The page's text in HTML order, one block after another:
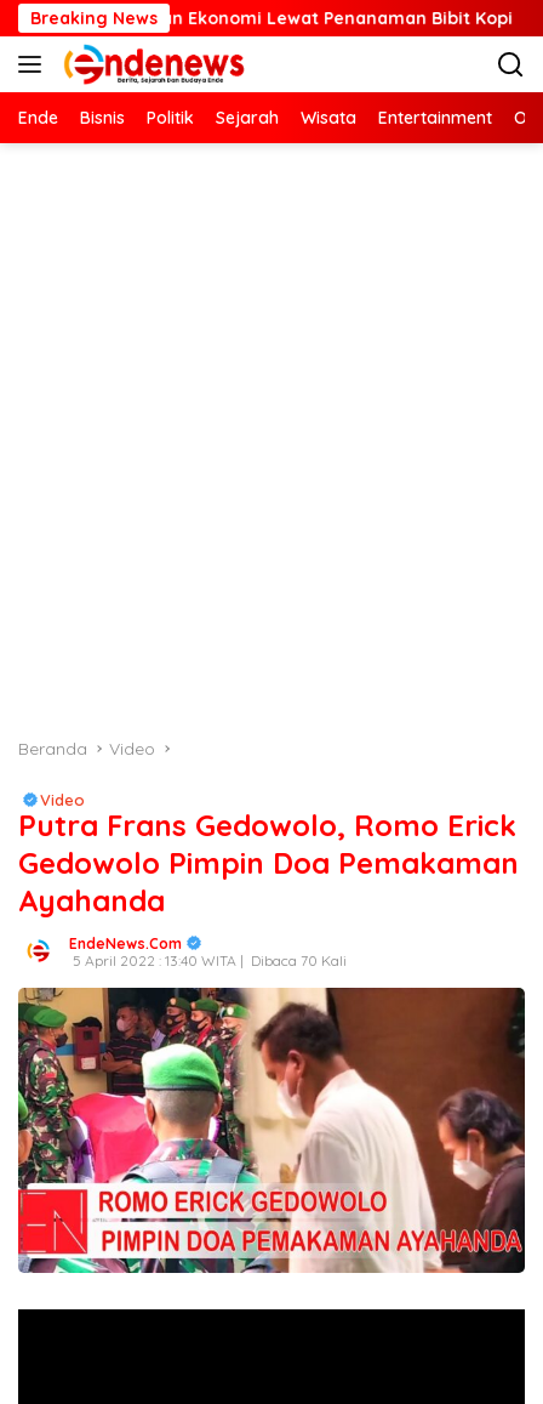
Langsung
ke
konten
Breaking News
Lewat Penanaman Bibit Kopi Kartini Masa Kini:
Ende Bisnis Politik Sejarah Wisata Entertainment
Beranda Video
Video
Putra Frans Gedowolo, Romo Erick
Gedowolo Pimpin Doa Pemakaman
Ayahanda
EndeNews.Com
5 April 2022 : 13:40 WITA | Dibaca 70 Kali